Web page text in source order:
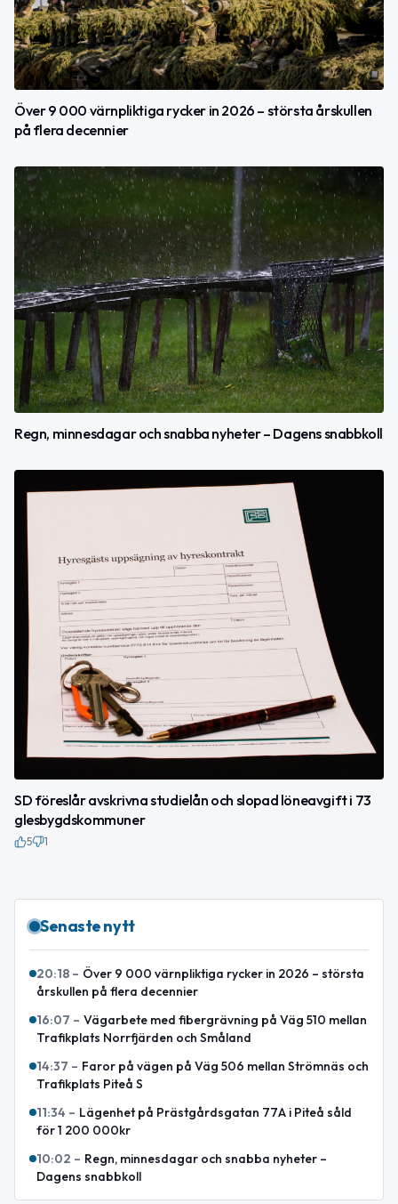
Över 9 000 värnpliktiga rycker in 2026 – största årskullen
på flera decennier
Regn, minnesdagar och snabba nyheter – Dagens snabbkoll
SD föreslår avskrivna studielån och slopad löneavgift i 73
glesbygdskommuner
5 1
Senaste nytt
20:18 – Över 9 000 värnpliktiga rycker in 2026 – största
årskullen på flera decennier
16:07 – Vägarbete med fibergrävning på Väg 510 mellan
Trafikplats Norrfjärden och Småland
14:37 – Faror på vägen på Väg 506 mellan Strömnäs och
Trafikplats Piteå S
11:34 – Lägenhet på Prästgårdsgatan 77A i Piteå såld
för 1 200 000kr
10:02 – Regn, minnesdagar och snabba nyheter –
Dagens snabbkoll